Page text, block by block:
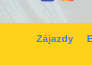
Zájazdy